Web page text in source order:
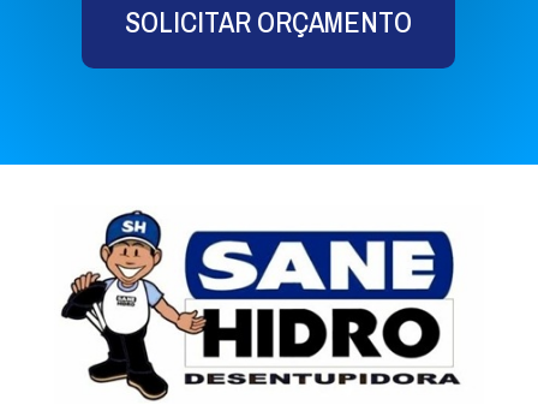
SOLICITAR ORÇAMENTO